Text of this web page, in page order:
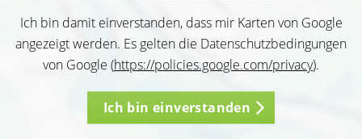
Ich bin damit einverstanden, dass mir Karten von Google
angezeigt werden. Es gelten die Datenschutzbedingungen
von Google (https://policies.google.com/privacy).
Ich bin einverstanden